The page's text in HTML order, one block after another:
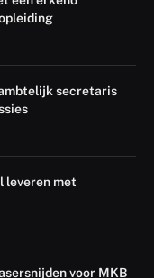
secretaris
leveren met
voor MKB